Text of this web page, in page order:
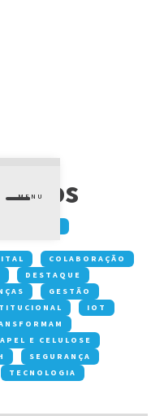
MENU
COLABORAÇÃO
DESTAQUE
GESTÃO
IOT
E CELULOSE
SEGURANÇA
TECNOLOGIA